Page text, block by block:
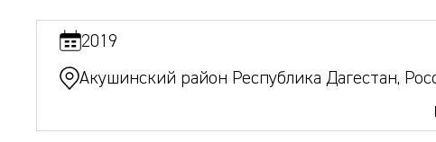
2019
Акушинский район Республика Дагестан,